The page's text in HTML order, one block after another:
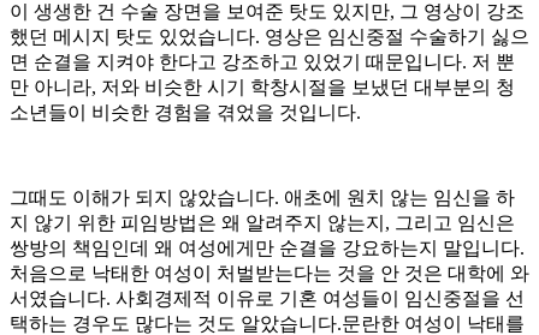
이 생생한 건 수술 장면을 보여준 탓도 있지만, 그 영상이 강조
했던 메시지 탓도 있었습니다. 영상은 임신중절 수술하기 싫으
면 순결을 지켜야 한다고 강조하고 있었기 때문입니다. 저 뿐
만 아니라, 저와 비슷한 시기 학창시절을 보냈던 대부분의 청
소년들이 비슷한 경험을 겪었을 것입니다.
그때도 이해가 되지 않았습니다. 애초에 원치 않는 임신을 하
지 않기 위한 피임방법은 왜 알려주지 않는지 , 그리고 임신은
쌍방의 책임인데 왜 여성에게만 순결을 강요하는지 말입니다.
처음으로 낙태한 여성이 처벌받는다는 것을 안 것은 대학에 와
서였습니다. 사회경제적 이유로 기혼 여성들이 임신중절을 선
택하는 경우도 많다는 것도 알았습니다.문란한 여성이 낙태를